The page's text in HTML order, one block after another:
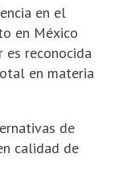
en el
en México
reconocida
en materia
de
calidad de